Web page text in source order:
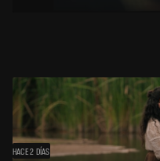
HACE 2 DÍAS